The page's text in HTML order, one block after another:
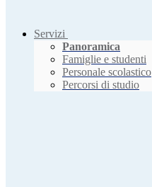
Servizi
Panoramica
Famiglie e studenti
Personale scolastico
Percorsi di studio